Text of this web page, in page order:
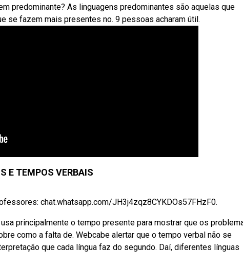
predominante? As linguagens predominantes são aquelas que
se fazem mais presentes no. 9 pessoas acharam útil.
E TEMPOS VERBAIS
chat.whatsapp.com/JH3j4zqz8CYKDOs57FHzF0.
principalmente o tempo presente para mostrar que os
como a falta de. Webcabe alertar que o tempo verbal não se
que cada língua faz do segundo. Daí, diferentes línguas